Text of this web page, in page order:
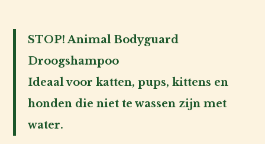
baas
Over
inlog
Droogshampoo
STOP! Animal Bodyguard
Droogshampoo
Ideaal voor katten, pups, kittens en
honden die niet te wassen zijn met
water.